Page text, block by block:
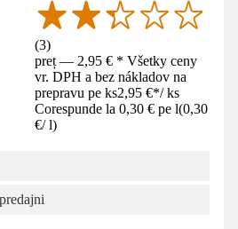
(3)
preț — 2,95 € * Všetky ceny
vr. DPH a bez nákladov na
prepravu pe ks2,95 €*/ ks
Corespunde la 0,30 € pe l(0,30
€/ l)